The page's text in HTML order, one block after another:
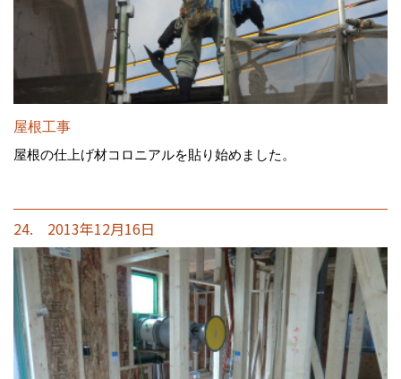
屋根工事
屋根の仕上げ材コロニアルを貼り始めました。
24. 2013年12月16日